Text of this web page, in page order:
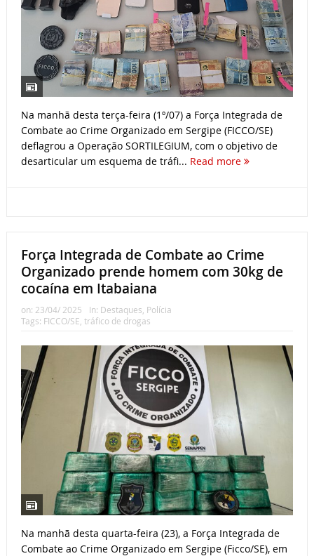
Na manhã desta terça-feira (1º/07) a Força Integrada de
Combate ao Crime Organizado em Sergipe (FICCO/SE)
deflagrou a Operação SORTILEGIUM, com o objetivo de
desarticular um esquema de tráfi... Read more
Força Integrada de Combate ao Crime
Organizado prende homem com 30kg de
cocaína em Itabaiana
on: 23/04/ 2025 In: Destaques Polícia
Tags: FICCO/SE tráfico de drogas
Na manhã desta quarta-feira (23), a Força Integrada de
Combate ao Crime Organizado em Sergipe (Ficco/SE), em